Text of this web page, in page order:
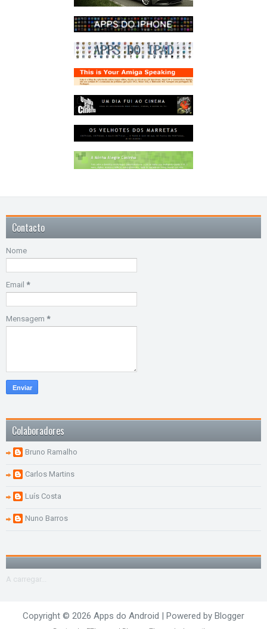
Contacto
Nome
Email *
Mensagem *
Colaboradores
Bruno Ramalho
Carlos Martins
Luís Costa
Nuno Barros
A carregar...
Copyright © 2026 Apps do Android | Powered by Blogger